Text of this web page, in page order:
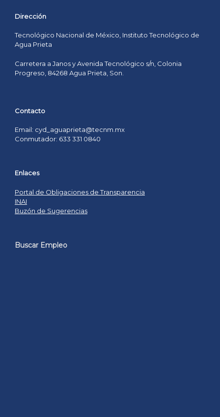
Dirección
Tecnológico Nacional de México, Instituto Tecnológico de
Agua Prieta
Carretera a Janos y Avenida Tecnológico s/n, Colonia
Progreso, 84268 Agua Prieta, Son.
Contacto
Email: cyd_aguaprieta@tecnm.mx
Conmutador: 633 331 0840
Enlaces
Portal de Obligaciones de Transparencia
INAI
Buzón de Sugerencias
Buscar Empleo